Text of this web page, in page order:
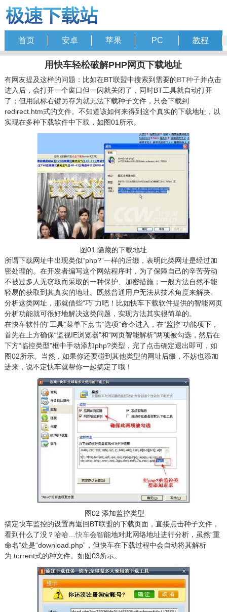
首页 安卓 苹果 PC 教程
用快车轻松破解PHP网页下载地址
有网友提及这样的问题：比如在BT联盟中搜索到需要的BT种子并点击
进入后，会打开一个窗口但一闪就关闭了，同时BT工具就自动打开
了；但用鼠标右键另存为就无法下载种子文件，只会下载到
redirect.htm式的文件。不知道该如何来得到这个真实的下载地址，以
实现在多种下载软件中下载，如图01所示。
图01 隐藏的下载地址
所谓下载网址中出现类似“php?”一样的后缀，表明此类网址是经过加
密处理的。在开发者编写这个网站程序时，为了保障自己的辛苦劳动
不被过多人无窃取而采取的一种保护、加密措施；一般方法自然不能
轻易的获取到其真实的地址。既然普通用户无法从技术角度来解决、
分析这类网址，那就借些“巧”力吧！比如快车下载软件提供的智能网页
分析功能就可很好地解决这类问题，实现方法其实很简单的。
在快车软件的“工具”菜单下点击“选项”命令进入，在“监控”功能项下，
首先在上方确保“监视IE浏览器”和“网页智能解析”两项被勾选，然后在
下方“临控类型”框中手动添加php?类型，完了点击确定退出即可，如
图02所示。当然，如果你还要碰到其他类型的网址后缀，不妨也添加
进来，说不定快车就帮你一起搞定了哦！
图02 添加监控类型
搞定快车监控的设置再返回BT联盟的下载页面，直接点击种子文件，
看到什么了没？哈哈…快车会智能地对此网络地址进行分析，虽然“重
命名”处是“download.php”，但快车在下载过程中会自动将其解析
为.torrent式的种文件。如图03所示。